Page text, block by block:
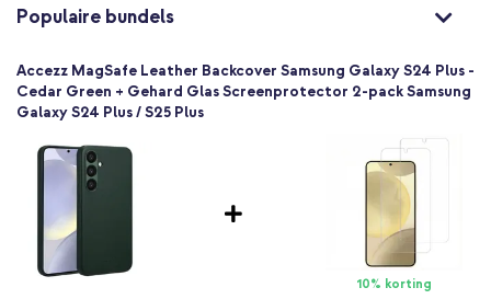
8720922147202
SH00069276
Donkergroen
Echt leer
Geen
Backcover, Hardcase
Populaire bundels
Accezz MagSafe Leather Backcover Samsung Galaxy S24 Plus -
Cedar Green + Gehard Glas Screenprotector 2-pack Samsung
Galaxy S24 Plus / S25 Plus
10% korting